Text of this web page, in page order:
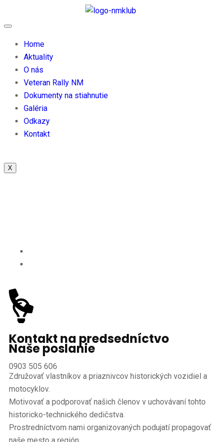
Home
Aktuality
O nás
Veteran Rally NM
Dokumenty na stiahnutie
Galéria
Odkazy
Kontakt
X
Kontakt na predsedníctvo
0903 505 606
Naše poslanie
Združovať vlastníkov a priaznivcov historických vozidiel a
motocyklov.
Motivovať a podporovať našich členov v uchovávaní tohto
historicko-technického dedičstva.
Prostredníctvom nami organizovaných podujatí propagovať
naše mesto a región